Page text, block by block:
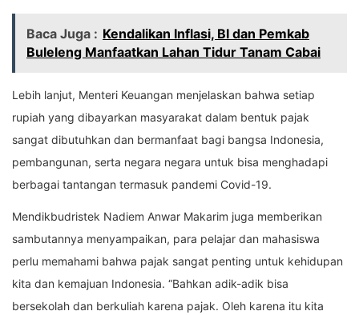
Baca Juga : Kendalikan Inflasi, BI dan Pemkab
Buleleng Manfaatkan Lahan Tidur Tanam Cabai
Lebih lanjut, Menteri Keuangan menjelaskan bahwa setiap
rupiah yang dibayarkan masyarakat dalam bentuk pajak
sangat dibutuhkan dan bermanfaat bagi bangsa Indonesia,
pembangunan, serta negara negara untuk bisa menghadapi
berbagai tantangan termasuk pandemi Covid-19.
Mendikbudristek Nadiem Anwar Makarim juga memberikan
sambutannya menyampaikan, para pelajar dan mahasiswa
perlu memahami bahwa pajak sangat penting untuk kehidupan
kita dan kemajuan Indonesia. “Bahkan adik-adik bisa
bersekolah dan berkuliah karena pajak. Oleh karena itu kita